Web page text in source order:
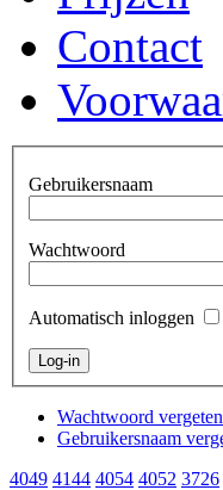
Contact
Gebruikersnaam
Wachtwoord
Automatisch inloggen
Wachtwoord
Gebruikersnaam
4049 4144 4054 4052 3726